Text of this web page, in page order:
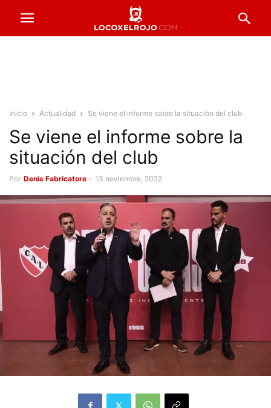
Inicio Actualidad Se viene el informe sobre la situación del club
Se viene el informe sobre la
situación del club
Por Denis Fabricatore - 13 noviembre, 2022